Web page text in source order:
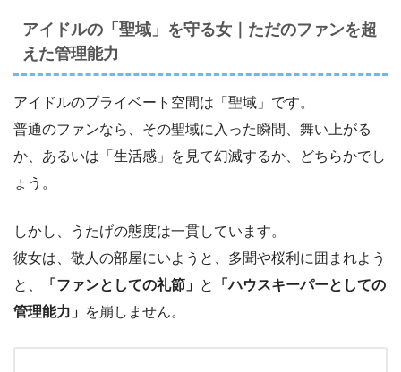
アイドルの「聖域」を守る女｜ただのファンを超
えた管理能力
アイドルのプライベート空間は「聖域」です。
普通のファンなら、その聖域に入った瞬間、舞い上がる
か、あるいは「生活感」を見て幻滅するか、どちらかでし
ょう。
しかし、うたげの態度は一貫しています。
彼女は、敬人の部屋にいようと、多聞や桜利に囲まれよう
と、
「ファンとしての礼節」 と
「ハウスキーパーとしての
管理能力」 を崩しません。